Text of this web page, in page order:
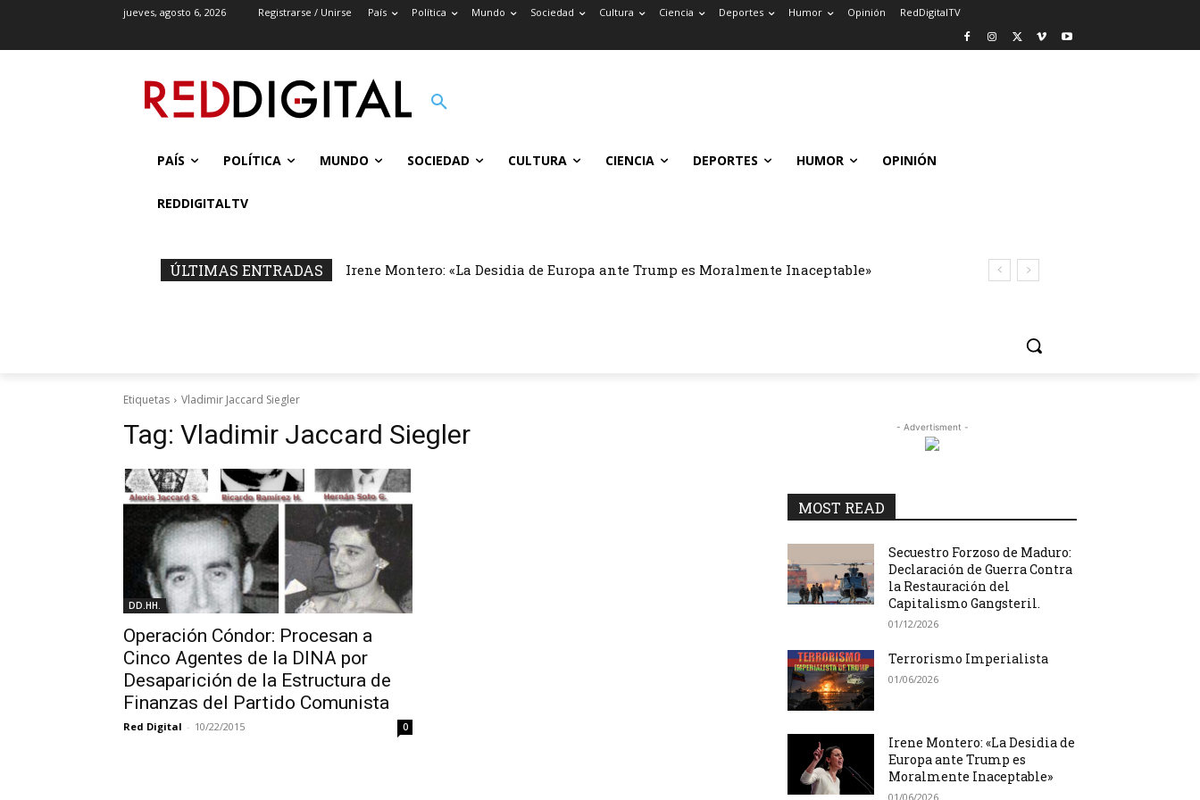
jueves, agosto 6, 2026 Registrarse / Unirse País Política Mundo Sociedad Cultura Ciencia Deportes Humor Opinión RedDigitalTV
PAÍS POLÍTICA MUNDO SOCIEDAD CULTURA CIENCIA DEPORTES HUMOR OPINIÓN
REDDIGITALTV
ÚLTIMAS ENTRADAS Irene Montero: «La Desidia de Europa ante Trump es Moralmente Inaceptable»
Etiquetas Vladimir Jaccard Siegler
Tag: Vladimir Jaccard Siegler
DD.HH.
Operación Cóndor: Procesan a
Cinco Agentes de la DINA por
Desaparición de la Estructura de
Finanzas del Partido Comunista
Red Digital - 10/22/2015 0
- Advertisment -
MOST READ
Secuestro Forzoso de Maduro:
Declaración de Guerra Contra
la Restauración del
Capitalismo Gangsteril.
01/12/2026
Terrorismo Imperialista
01/06/2026
Irene Montero: «La Desidia de
Europa ante Trump es
Moralmente Inaceptable»
01/06/2026